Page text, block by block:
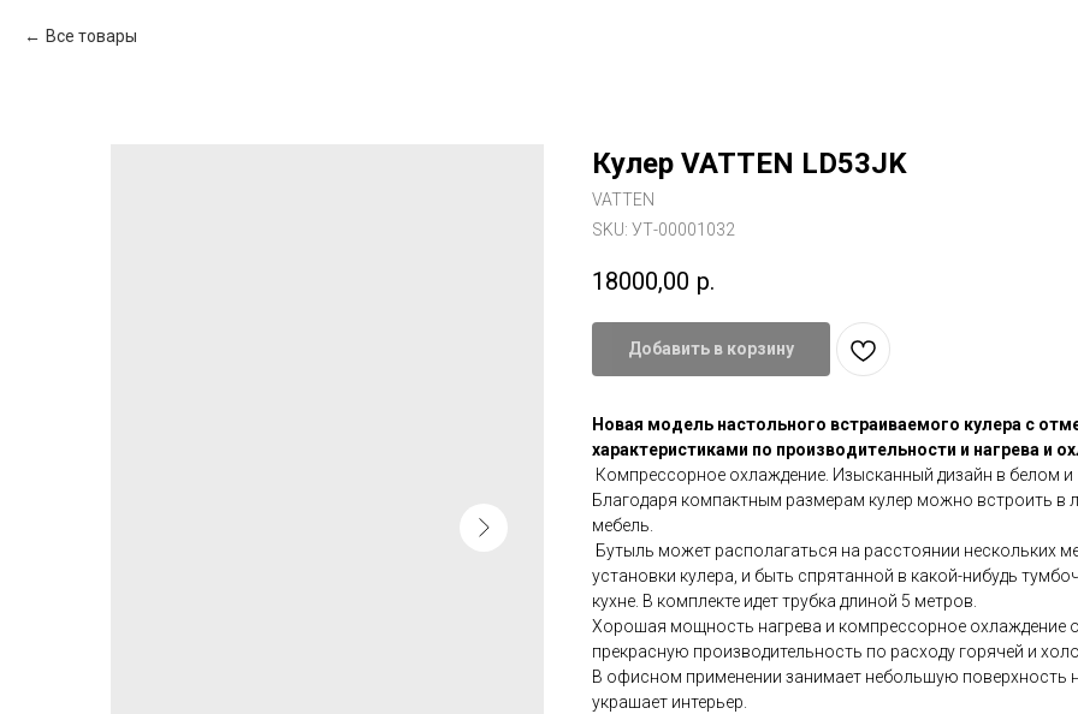
Все товары
Кулер VATTEN LD53JK
VATTEN
SKU: УТ-00001032
18000,00 р.
Добавить в корзину
Новая модель настольного встраиваемого кулера с
характеристиками по производительности и нагрева и
Компрессорное охлаждение. Изысканный дизайн в белом и
Благодаря компактным размерам кулер можно встроить в
мебель.
Бутыль может располагаться на расстоянии нескольких
установки кулера, и быть спрятанной в какой-нибудь
кухне. В комплекте идет трубка длиной 5 метров.
Хорошая мощность нагрева и компрессорное охлаждение
прекрасную производительность по расходу горячей и
В офисном применении занимает небольшую поверхность
украшает интерьер.